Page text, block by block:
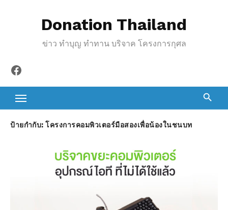
Donation Thailand
ข่าว ทำบุญ ทำทาน บริจาค โครงการกุศล
Facebook
ป้ายกำกับ: โครงการคอมพิวเตอร์มือสองเพื่อน้องในชนบท